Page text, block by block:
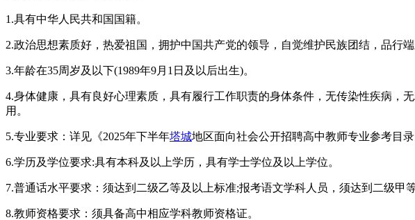
1.具有中华人民共和国国籍。
2.政治思想素质好，热爱祖国，拥护中国共产党的领导，自觉维护民族团结，品行端
3.年龄在35周岁及以下(1989年9月1日及以后出生)。
4.身体健康，具有良好心理素质，具有履行工作职责的身体条件，无传染性疾病
用。
5.专业要求：详见《2025年下半年塔城地区面向社会公开招聘高中教师专业参考目录
6.学历及学位要求:具有本科及以上学历，具有学士学位及以上学位。
7.普通话水平要求：须达到二级乙等及以上标准;报考语文学科人员，须达到二级甲
8.教师资格要求：须具备高中相应学科教师资格证。